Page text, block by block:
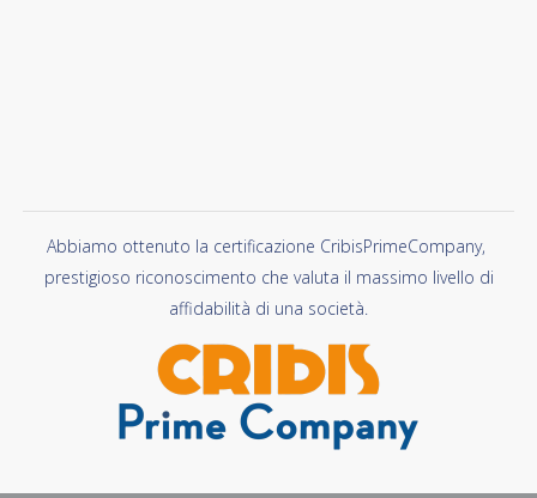
Abbiamo ottenuto la certificazione CribisPrimeCompany,
prestigioso riconoscimento che valuta il massimo livello di
affidabilità di una società.